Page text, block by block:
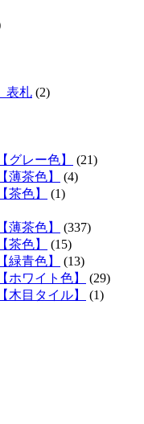
表札 (2)
グレー色】
(21)
薄茶色】
(4)
茶色】
(1)
薄茶色】
(337)
茶色】
(15)
緑青色】
(13)
ホワイト色】
(29)
木目タイル】
(1)